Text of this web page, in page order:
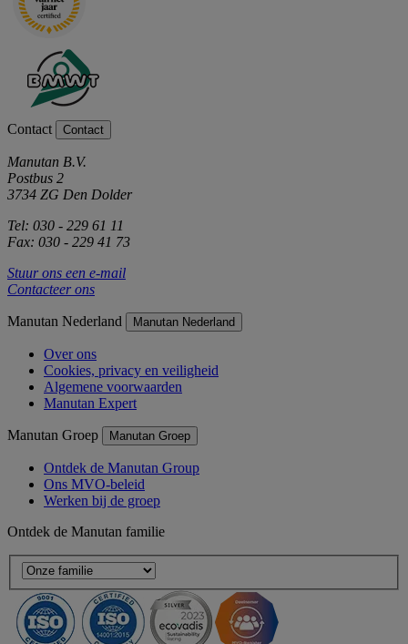
Contact Contact
Manutan B.V.
Postbus 2
3734 ZG Den Dolder
Tel: 030 - 229 61 11
Fax: 030 - 229 41 73
Stuur ons een e-mail
Contacteer ons
Manutan Nederland Manutan Nederland
Over ons
Cookies, privacy en veiligheid
Algemene voorwaarden
Manutan Expert
Manutan Groep Manutan Groep
Ontdek de Manutan Group
Ons MVO-beleid
Werken bij de groep
Ontdek de Manutan familie